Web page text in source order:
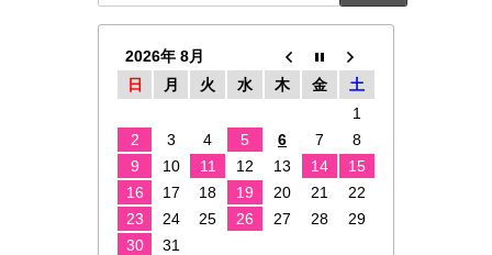
2026年 8月
日
月 火 水 木 金
土
1
2
3 4 5 6 7
8
9
10 11 12 13 14
15
16
17 18 19 20 21
22
23
24 25 26 27 28
29
30
31